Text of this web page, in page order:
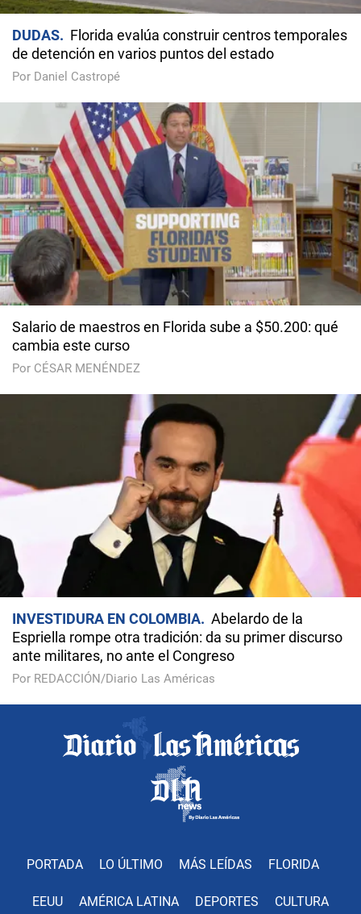
DUDAS
Florida evalúa construir centros temporales
de detención en varios puntos del estado
Por Daniel Castropé
Salario de maestros en Florida sube a $50.200: qué
cambia este curso
Por CÉSAR MENÉNDEZ
INVESTIDURA EN COLOMBIA
Abelardo de la
Espriella rompe otra tradición: da su primer discurso
ante militares, no ante el Congreso
Por REDACCIÓN/Diario Las Américas
PORTADA LO ÚLTIMO MÁS LEÍDAS FLORIDA
EEUU AMÉRICA LATINA DEPORTES CULTURA